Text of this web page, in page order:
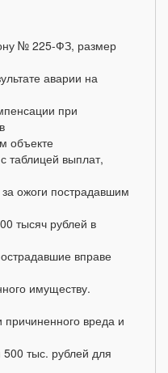
№ 225-ФЗ, размер
аварии на
при
объекте
таблицей выплат,
ожоги пострадавшим
тысяч рублей в
вправе
имуществу.
причиненного вреда и
тыс. рублей для